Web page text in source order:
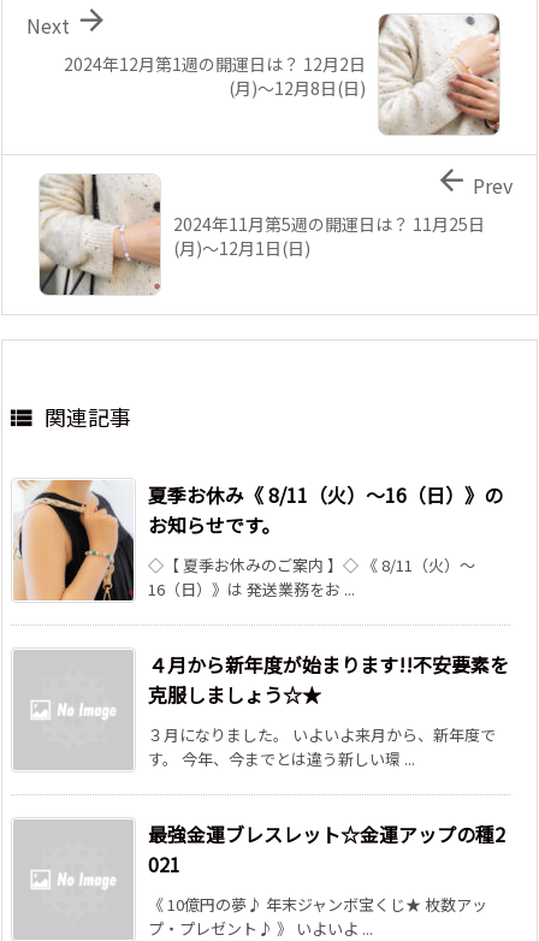
2024年12月第1週の開運日は？ 12月2日
(月)～12月8日(日)

Next
2024年11月第5週の開運日は？ 11月25日
(月)～12月1日(日)
 Prev
 関連記事
夏季お休み《 8/11（火）～16（日）》の
お知らせです。
◇【 夏季お休みのご案内 】◇ 《 8/11（火）～
16（日）》は 発送業務をお ...
４月から新年度が始まります!!不安要素を
克服しましょう☆★
３月になりました。 いよいよ来月から、新年度で
す。 今年、今までとは違う新しい環 ...
最強金運ブレスレット☆金運アップの種2
021
《 10億円の夢♪ 年末ジャンボ宝くじ★ 枚数アッ
プ・プレゼント♪ 》 いよいよ ...